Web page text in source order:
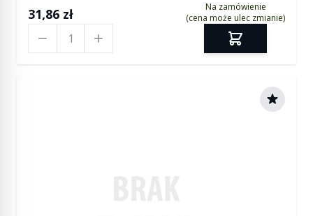
31,86 zł
Na zamówienie
(cena może ulec zmianie)